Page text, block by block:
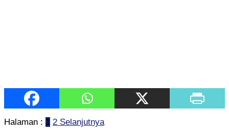
Halaman : 1 2 Selanjutnya